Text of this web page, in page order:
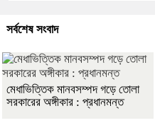
সর্বশেষ সংবাদ
মেধাভিত্তিক মানবসম্পদ গড়ে তোলা
সরকারের অঙ্গীকার : প্রধানমন্ত